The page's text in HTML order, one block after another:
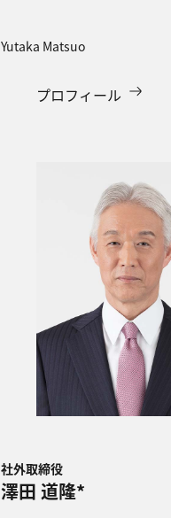
Yutaka Matsuo
プロフィール
社外取締役
澤田 道隆*